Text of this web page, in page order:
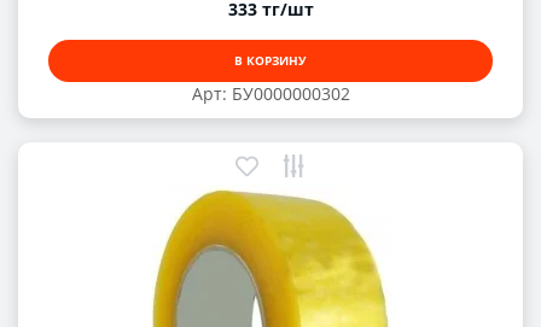
Арт: БУ0000000302
333 тг/шт
В КОРЗИНУ